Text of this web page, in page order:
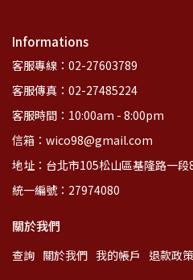
Informations
客服專線：02-27603789
客服傳真：02-27485224
客服時間：10:00am - 8:00pm
信箱：wico98@gmail.com
地址：台北市105松山區基隆路一
統一編號：27974080
關於我們
查詢 關於我們 我的帳戶 退款政策